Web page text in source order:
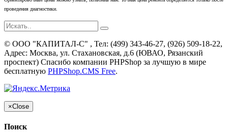
проведения диагностики.
© ООО "КАПИТАЛ-С" , Тел: (499) 343-46-27, (926) 509-18-22,
Адрес: Москва, ул. Стахановская, д.6 (ЮВАО, Рязанский
проспект) Спасибо компании PHPShop за лучшую в мире
бесплатную PHPShop.CMS Free.
×Close
Поиск